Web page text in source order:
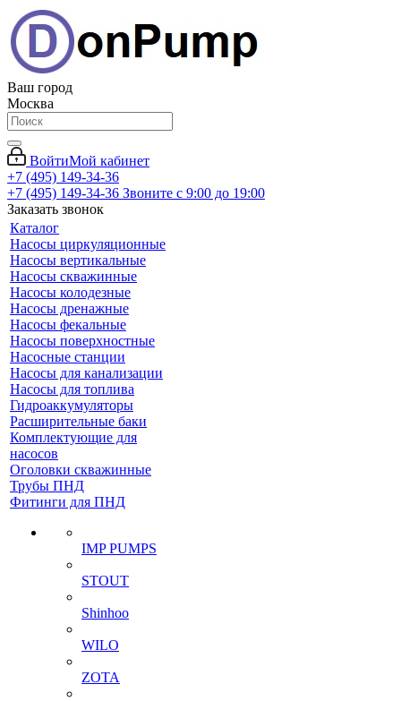
Ваш город
Москва
ВойтиМой кабинет
+7 (495) 149-34-36
+7 (495) 149-34-36 Звоните с 9:00 до 19:00
Заказать звонок
Каталог
Насосы циркуляционные
Насосы вертикальные
Насосы скважинные
Насосы колодезные
Насосы дренажные
Насосы фекальные
Насосы поверхностные
Насосные станции
Насосы для канализации
Насосы для топлива
Гидроаккумуляторы
Расширительные баки
Комплектующие для
насосов
Оголовки скважинные
Трубы ПНД
Фитинги для ПНД
IMP PUMPS
STOUT
Shinhoo
WILO
ZOTA